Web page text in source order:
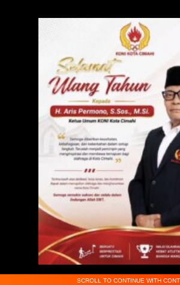
SCROLL TO CONTINUE WITH